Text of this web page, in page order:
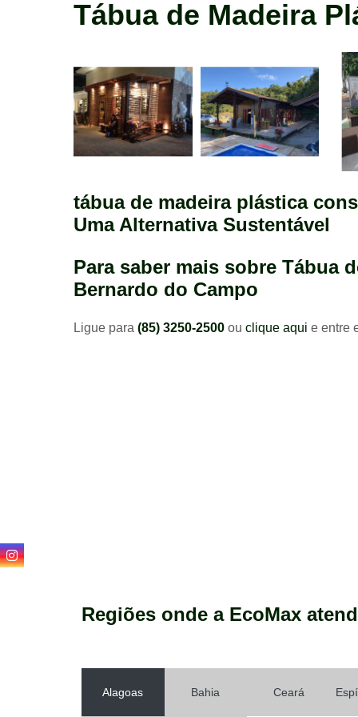
madeira
construção
Tábua de Madeira
tábua de madeira plástica
Uma Alternativa Sustentável
Para saber mais sobre Tábua
Bernardo do Campo
Ligue para (85) 3250-2500 ou clique aqui e entre
Regiões onde a EcoMax
Alagoas Bahia Ceará